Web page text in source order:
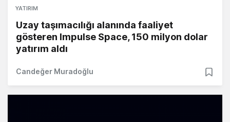
YATIRIM
Uzay taşımacılığı alanında faaliyet
gösteren Impulse Space, 150 milyon dolar
yatırım aldı
Candeğer Muradoğlu